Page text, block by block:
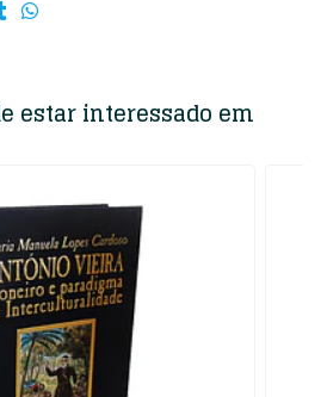
estar interessado em